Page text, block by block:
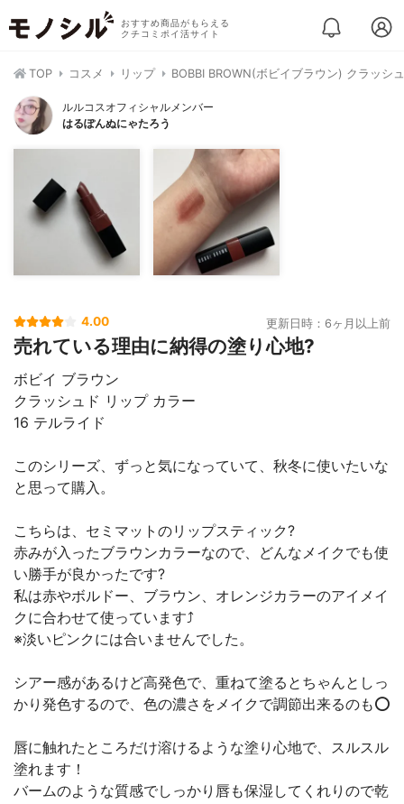
おすすめ商品がもらえる
クチコミポイ活サイト
TOP コスメ リップ BOBBI BROWN(ボビイブラウン) クラッシ
ルルコスオフィシャルメンバー
はるぽんぬにゃたろう
4.00 更新日時：6ヶ月以上前
売れている理由に納得の塗り心地?
ボビイ ブラウン
クラッシュド リップ カラー
16 テルライド
このシリーズ、ずっと気になっていて、秋冬に使いたいな
と思って購入。
こちらは、セミマットのリップスティック?
赤みが入ったブラウンカラーなので、どんなメイクでも使
い勝手が良かったです?
私は赤やボルドー、ブラウン、オレンジカラーのアイメイ
クに合わせて使っています⤴️
※淡いピンクには合いませんでした。
シアー感があるけど高発色で、重ねて塗るとちゃんとしっ
かり発色するので、色の濃さをメイクで調節出来るのも⭕️
唇に触れたところだけ溶けるような塗り心地で、スルスル
塗れます！
バームのような質感でしっかり唇も保湿してくれりので乾